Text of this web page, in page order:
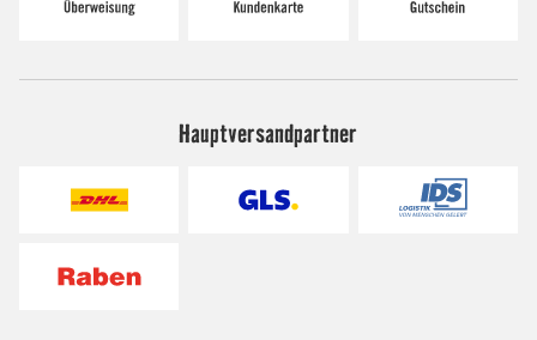
Hauptversandpartner